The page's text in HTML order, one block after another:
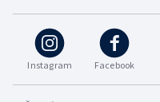
Instagram Facebook